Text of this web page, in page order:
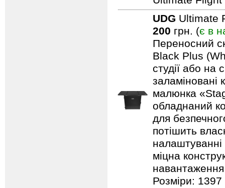
UDG Ultimate
200 грн. (є в
Переносний
Black Plus
студії або на
заламіновані
малюнка
обладнаний
для
потішить
міцна
Розміри: